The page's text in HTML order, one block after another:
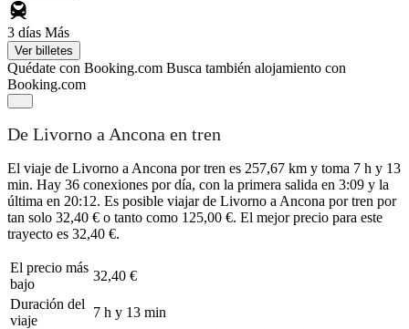
3 días Más
Ver billetes
Quédate con Booking.com Busca también alojamiento con
Booking.com
De Livorno a Ancona en tren
El viaje de Livorno a Ancona por tren es 257,67 km y toma 7 h y 13
min. Hay 36 conexiones por día, con la primera salida en 3:09 y la
última en 20:12. Es posible viajar de Livorno a Ancona por tren por
tan solo 32,40 € o tanto como 125,00 €. El mejor precio para este
trayecto es 32,40 €.
El precio más
bajo
32,40 €
Duración del
viaje
7 h y 13 min